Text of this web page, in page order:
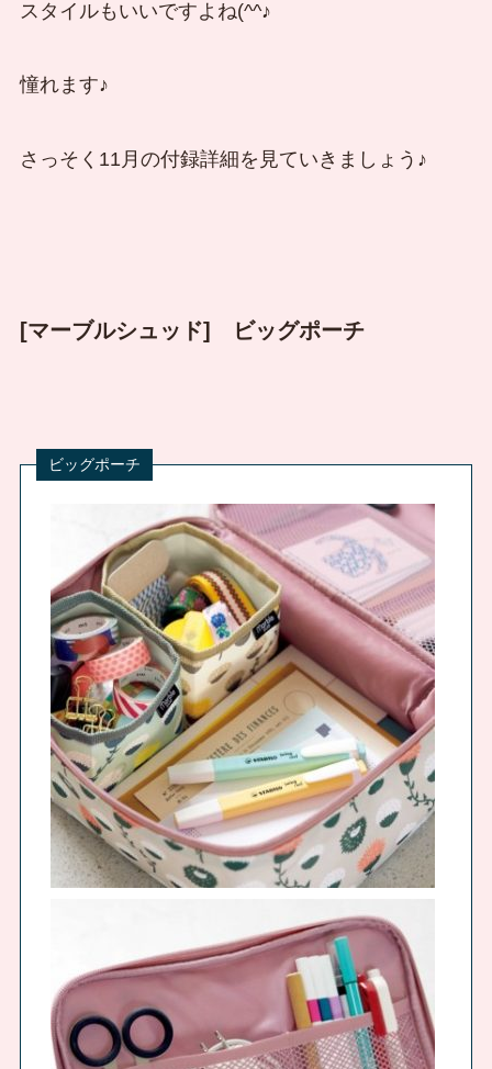
スタイルもいいですよね(^^♪
憧れます♪
さっそく11月の付録詳細を見ていきましょう♪
[マーブルシュッド] ビッグポーチ